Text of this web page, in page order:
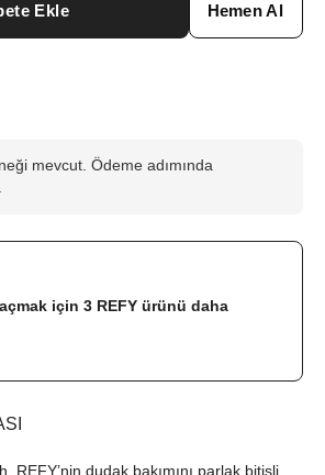
Ekle Hemen Al
mevcut. Ödeme adımında
için 3 REFY ürünü daha
REFY’nin dudak bakımını parlak bitişli